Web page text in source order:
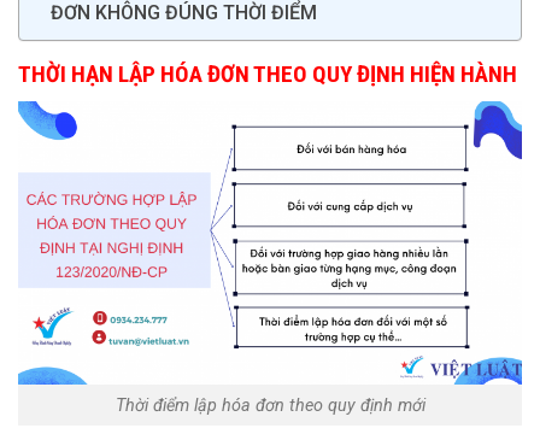
ĐƠN KHÔNG ĐÚNG THỜI ĐIỂM
THỜI HẠN LẬP HÓA ĐƠN THEO QUY ĐỊNH HIỆN HÀNH
Thời điểm lập hóa đơn theo quy định mới